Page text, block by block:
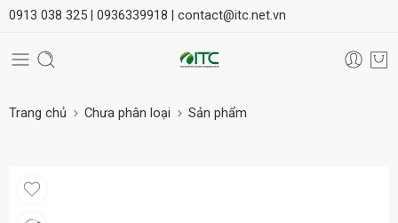
0913 038 325 | 0936339918 | contact@itc.net.vn
Trang chủ Chưa phân loại Sản phẩm